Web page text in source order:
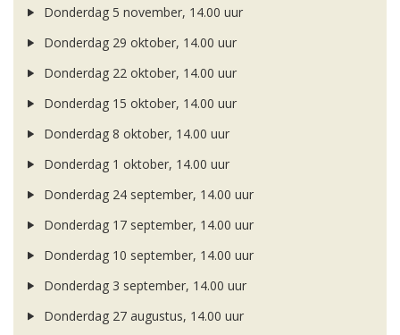
Donderdag 5 november, 14.00 uur
Donderdag 29 oktober, 14.00 uur
Donderdag 22 oktober, 14.00 uur
Donderdag 15 oktober, 14.00 uur
Donderdag 8 oktober, 14.00 uur
Donderdag 1 oktober, 14.00 uur
Donderdag 24 september, 14.00 uur
Donderdag 17 september, 14.00 uur
Donderdag 10 september, 14.00 uur
Donderdag 3 september, 14.00 uur
Donderdag 27 augustus, 14.00 uur